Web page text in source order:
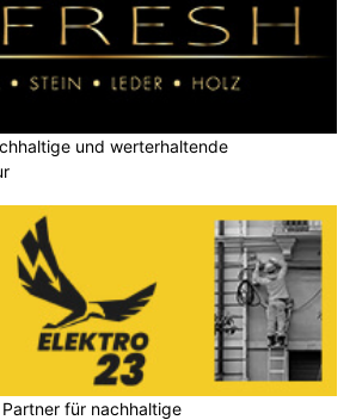
und werterhaltende
für nachhaltige